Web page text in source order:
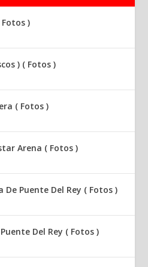
)
) ( Fotos )
( Fotos )
Arena ( Fotos )
Puente Del Rey ( Fotos )
Del Rey ( Fotos )